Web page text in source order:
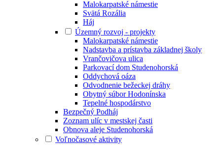
Malokarpatské námestie
Svätá Rozália
Háj
Územný rozvoj - projekty
Malokarpatské námestie
Nadstavba a prístavba základnej školy
Vrančovičova ulica
Parkovací dom Studenohorská
Oddychová oáza
Odvodnenie bežeckej dráhy
Obytný súbor Hodonínska
Tepelné hospodárstvo
Bezpečný Podháj
Zoznam ulíc v mestskej časti
Obnova aleje Studenohorská
Voľnočasové aktivity